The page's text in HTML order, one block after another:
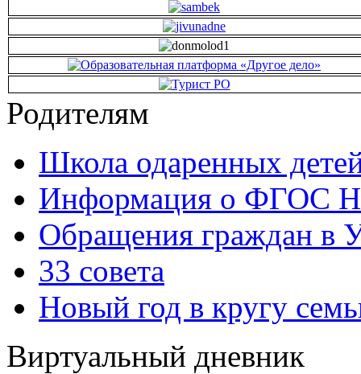
Родителям
Школа одаренных
Информация о ФГОС
Обращения граждан в
33 совета
Новый год в кругу
Виртуальный дневник